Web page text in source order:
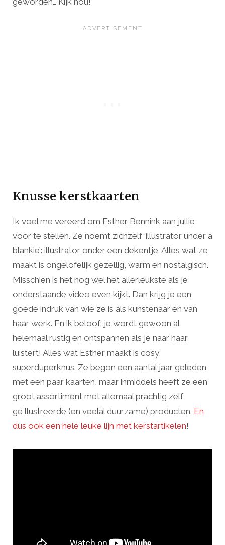
Knusse kerstkaarten
Ik voel me vereerd om Esther Bennink aan jullie
voor te stellen. Ze noemt zichzelf ‘illustrator under a
blankie’: illustrator onder een dekentje. Alles wat ze
maakt is ongelofelijk gezellig, warm en nostalgisch.
Misschien is het nog wel het allerleukste als je
onderstaande video even kijkt. Dan krijg je een
goede indruk van wie ze is als kunstenaar en van
haar werk. En ik beloof: je wordt gewoon al
helemaal rustig en ontspannen als je naar haar
luistert! Alles wat Esther maakt is cosy:
superduperknus. Ze begon een aantal jaar geleden
met een paar kaarten, maar inmiddels heeft ze een
groot assortiment met allemaal prachtig zelf
geïllustreerde (en veelal duurzame) producten. En
dus ook een hele leuke lijn met kerstartikelen!